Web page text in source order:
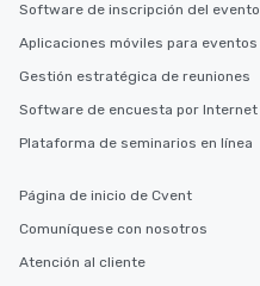
Software de inscripción del evento
Aplicaciones móviles para eventos
Gestión estratégica de reuniones
Software de encuesta por Internet
Plataforma de seminarios en línea
Página de inicio de Cvent
Comuníquese con nosotros
Atención al cliente